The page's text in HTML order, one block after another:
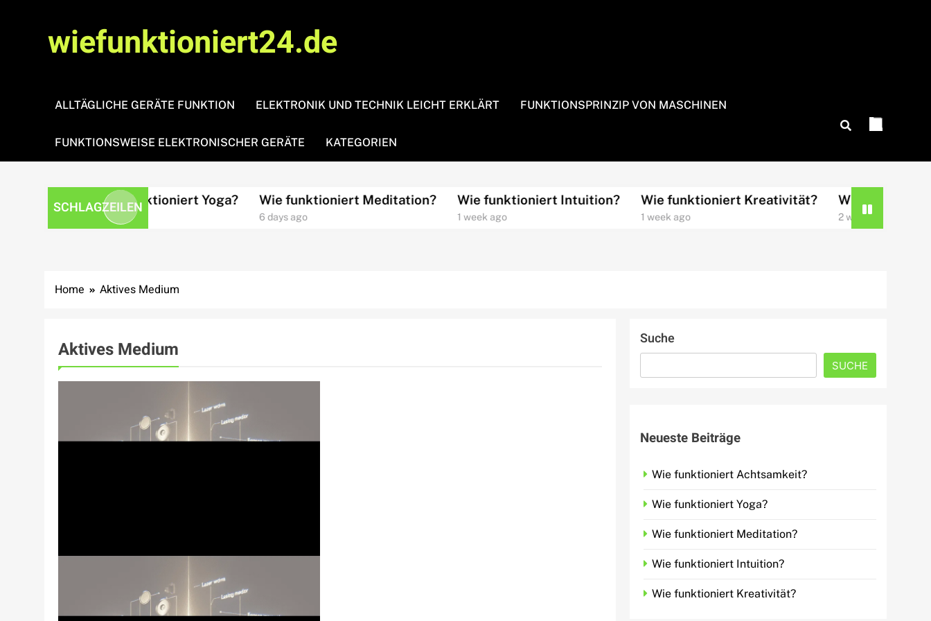
wiefunktioniert24.de
ALLTÄGLICHE GERÄTE FUNKTION ELEKTRONIK UND TECHNIK LEICHT ERKLÄRT FUNKTIONSPRINZIP VON MASCHINEN
FUNKTIONSWEISE ELEKTRONISCHER GERÄTE KATEGORIEN
SCHLAGZEILEN
Wie funktioniert Yoga?
4 days ago
Wie funktioniert Meditation?
6 days ago
Wie funktioniert Intuition?
1 week ago
Wie funktioniert Kreativität?
1 week ago
Wie funktioniert
2 weeks ago
Home Aktives Medium
Aktives Medium Suche
SUCHE
Neueste Beiträge
Wie funktioniert Achtsamkeit?
Wie funktioniert Yoga?
Wie funktioniert Meditation?
Wie funktioniert Intuition?
Wie funktioniert Kreativität?